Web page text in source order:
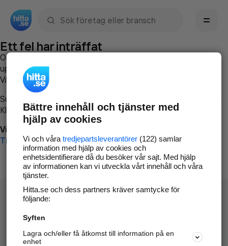
Ett fel har inträffat
Om du vill kan du
uppstod så att vi lättare och snabbare kan avhjälpa det.
Vänligen försök med följande:
Surfa till
Klicka påTillbaka-knappen i webbläsaren och försök igen
Vi beklagar besväret!
Till startsidan
Hitta.se - Gratis nummerupplysning.
Sök företag, personer och platser.
Bättre innehåll och tjänster med
hjälp av cookies
Vi och våra tredjepartsleverantörer(122) samlar
information med hjälp av cookies och
enhetsidentifierare då du besöker vår sajt. Med hjälp
av informationen kan vi utveckla vårt innehåll och våra
tjänster.
Hitta.se och dess partners kräver samtycke för
följande:
Syften
Lagra och/eller få åtkomst till information på en
enhet